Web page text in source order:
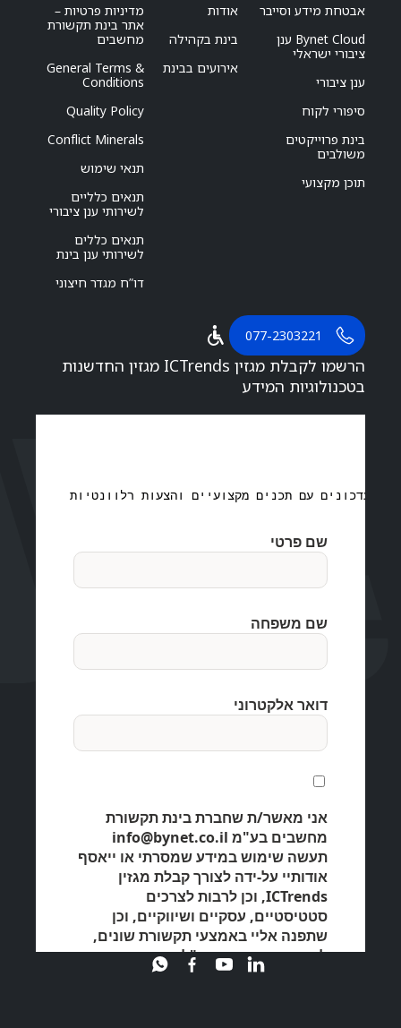
אבטחת מידע וסייבר
Bynet Cloud ענן
ציבורי ישראלי
ענן ציבורי
סיפורי לקוח
בינת פרוייקטים
משולבים
תוכן מקצועי
אודות
בינת בקהילה
אירועים בבינת
מדיניות פרטיות –
אתר בינת תקשורת
מחשבים
General Terms &
Conditions
Quality Policy
Conflict Minerals
תנאי שימוש
תנאים כלליים
לשירותי ענן ציבורי
תנאים כללים
לשירותי ענן בינת
דו”ח מגדר חיצוני
077-2303221
הרשמו לקבלת מגזין ICTrends מגזין החדשנות
בטכנולוגיות המידע